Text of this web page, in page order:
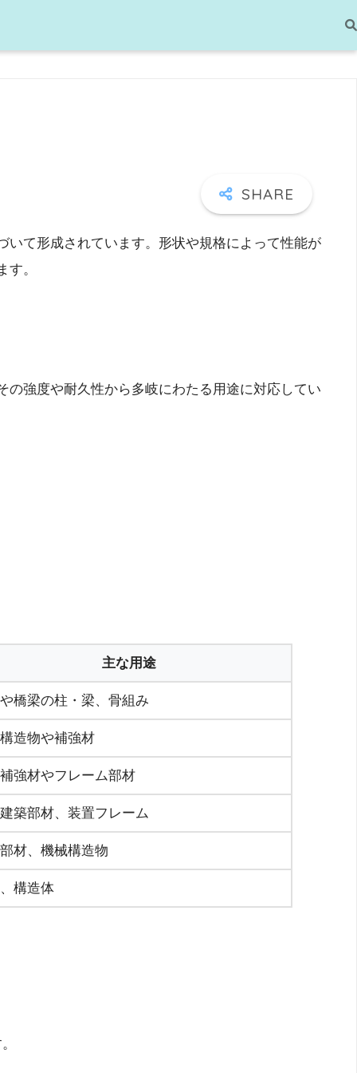
て形成されています。形状や規格によって性能が
。
強度や耐久性から多岐にわたる用途に対応してい
主な用途
橋梁の柱・梁、骨組み
造物や補強材
強材やフレーム部材
築部材、装置フレーム
材、機械構造物
構造体